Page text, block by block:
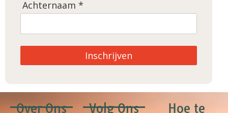
Achternaam *
Inschrijven
Over Ons Volg Ons
Hoe te